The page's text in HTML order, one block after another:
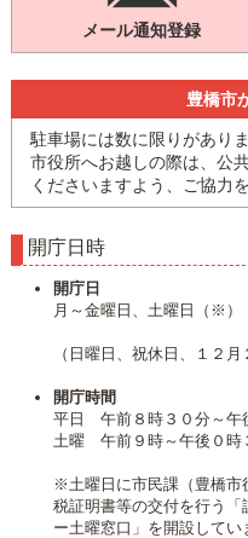
メール通知登録
豊橋市
駐車場には数に限りがありま
市役所へお越しの際は、公
くださいますよう、ご協力
開庁日時
開庁日
月～金曜日、土曜日（※）
（日曜日、祝休日、１２
開庁時間
平日 午前８時３０分～午
土曜 午前９時～午後０時
※土曜日に市民課（豊橋市
税証明書等の交付を行う
ー土曜窓口」を開設して